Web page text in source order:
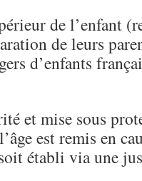
de l’enfant
de leurs
d’enfants
et mise sous
est remis en
établi via une